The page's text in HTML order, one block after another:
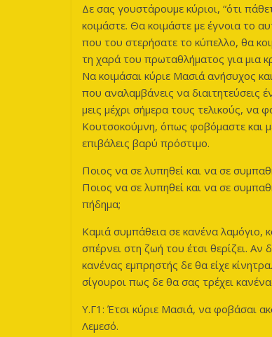
Δε σας γουστάρουμε κύριοι, “ότι
κοιμάστε. Θα κοιμάστε με έγνοια το
που του στερήσατε το κύπελλο, θα
τη χαρά του πρωταθλήματος για μια
Να κοιμάσαι κύριε Μασιά ανήσυχος
που αναλαμβάνεις να
μεις μέχρι σήμερα τους τελικούς, να
Κουτσοκούμνη, όπως φοβόμαστε και
επιβάλεις βαρύ πρόστιμο.
Ποιος να σε λυπηθεί και να σε
Ποιος να σε λυπηθεί και να σε
πήδημα;
Καμιά συμπάθεια σε κανένα λαμόγιο,
σπέρνει στη ζωή του έτσι θερίζει.
κανένας εμπρηστής δε θα είχε
σίγουροι πως δε θα σας τρέχει
Υ.Γ1: Έτσι κύριε Μασιά, να φοβάσαι
Λεμεσό.